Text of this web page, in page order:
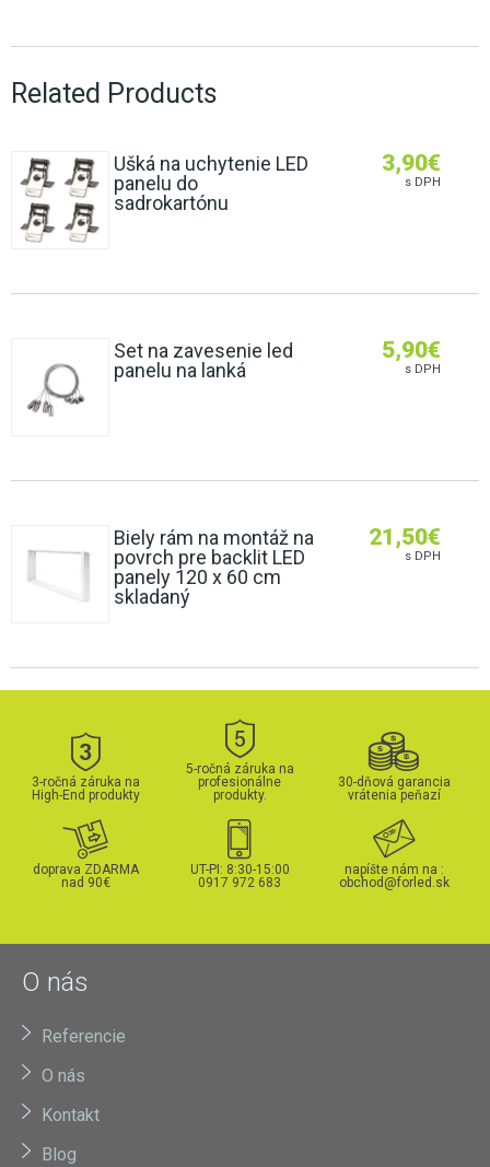
Related Products
Ušká na uchytenie LED
panelu do
sadrokartónu
3,90€
s DPH
Set na zavesenie led
panelu na lanká
5,90€
s DPH
Biely rám na montáž na
povrch pre backlit LED
panely 120 x 60 cm
skladaný
21,50€
s DPH
3-ročná záruka na
High-End produkty
5-ročná záruka na
profesionálne
produkty.
30-dňová garancia
vrátenia peňazí
doprava ZDARMA
nad 90€
UT-PI: 8:30-15:00
0917 972 683
napíšte nám na :
obchod@forled.sk
O nás
Referencie
O nás
Kontakt
Blog